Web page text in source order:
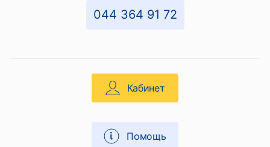
044 364 91 72
Кабинет
Помощь